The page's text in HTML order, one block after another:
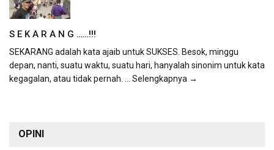
S E K A R A N G ……!!!
SEKARANG adalah kata ajaib untuk SUKSES. Besok, minggu
depan, nanti, suatu waktu, suatu hari, hanyalah sinonim untuk kata
kegagalan, atau tidak pernah. ... Selengkapnya →
OPINI